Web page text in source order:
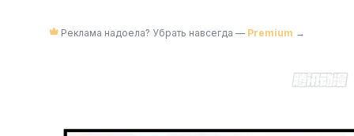
Реклама надоела? Убрать навсегда — Premium →